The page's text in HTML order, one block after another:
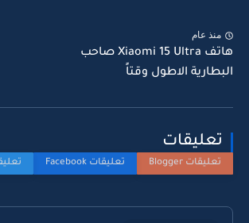
منذ عام
هاتف Xiaomi 15 Ultra صاحب
البطارية الاطول وقتاً
تعليقات